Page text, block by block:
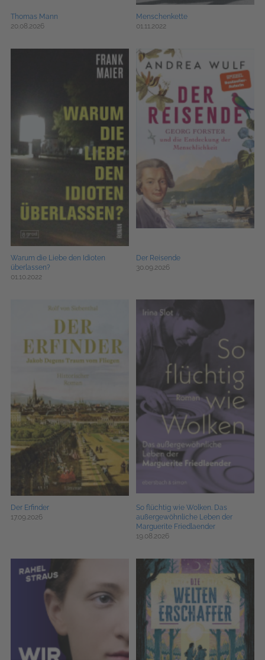
Thomas Mann
20.08.2026
Menschenkette
01.11.2022
Warum die Liebe den Idioten
überlassen?
01.10.2022
Der Reisende
30.09.2026
Der Erfinder
17.09.2026
So flüchtig wie Wolken. Das
außergewöhnliche Leben der
Marguerite Friedlaender
19.08.2026